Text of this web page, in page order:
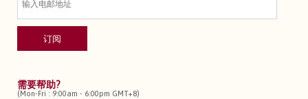
需要帮助?
(Mon-Fri : 9:00am - 6:00pm GMT+8)